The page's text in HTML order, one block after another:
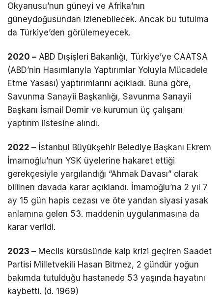
Okyanusu’nun güneyi ve Afrika’nın
güneydoğusundan izlenebilecek. Ancak bu tutulma
da Türkiye’den görülemeyecek.
2020 – ABD Dışişleri Bakanlığı, Türkiye’ye CAATSA
(ABD’nin Hasımlarıyla Yaptırımlar Yoluyla Mücadele
Etme Yasası) yaptırımlarını açıkladı. Buna göre,
Savunma Sanayii Başkanlığı, Savunma Sanayii
Başkanı İsmail Demir ve kurumun üç çalışanı
yaptırım listesine alındı.
2022 – İstanbul Büyükşehir Belediye Başkanı Ekrem
İmamoğlu’nun YSK üyelerine hakaret ettiği
gerekçesiyle yargılandığı “Ahmak Davası” olarak
bililnen davada karar açıklandı. İmamoğlu’na 2 yıl 7
ay 15 gün hapis cezası ve öte yandan siyasi yasak
anlamına gelen 53. maddenin uygulanmasına da
karar verildi.
2023 – Meclis kürsüsünde kalp krizi geçiren Saadet
Partisi Milletvekili Hasan Bitmez, 2 gündür yoğun
bakımda tutulduğu hastanede 53 yaşında hayatını
kaybetti. (d. 1969)